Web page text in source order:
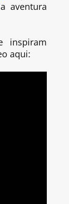
aventura
inspiram
aqui: